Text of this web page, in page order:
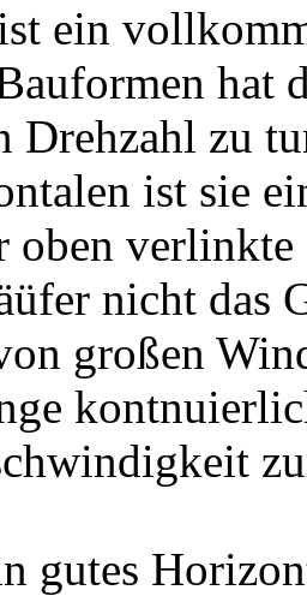
ein
hat
Drehzahl zu
ist sie
oben
nicht das
großen
gutes